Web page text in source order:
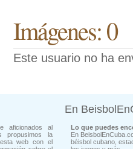
Imágenes: 0
Este usuario no ha
aficionados al
propusimos la
web con el
En
Lo que puedes
En
béisbol cubano,